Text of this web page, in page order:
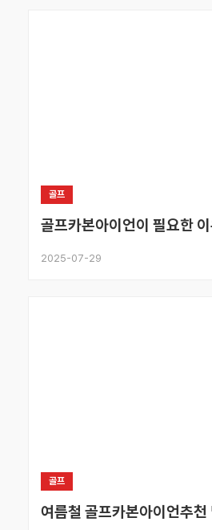
골프
골프카본아이언이 필요한
2025-07-29
골프
여름철 골프카본아이언추천